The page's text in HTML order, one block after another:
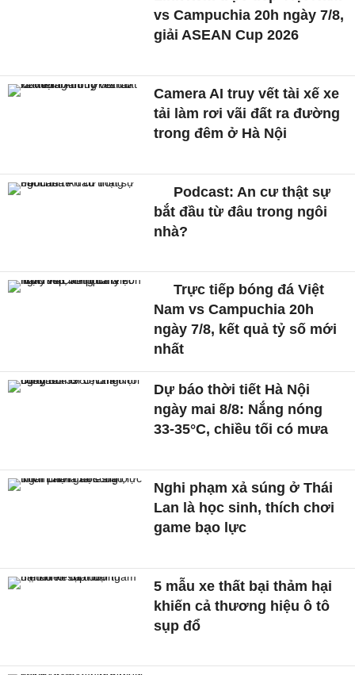
vs Campuchia 20h ngày 7/8,
giải ASEAN Cup 2026
Camera AI truy vết tài xế xe
tải làm rơi vãi đất ra đường
trong đêm ở Hà Nội
Podcast: An cư thật sự
bắt đầu từ đâu trong ngôi
nhà?
Trực tiếp bóng đá Việt
Nam vs Campuchia 20h
ngày 7/8, kết quả tỷ số mới
nhất
Dự báo thời tiết Hà Nội
ngày mai 8/8: Nắng nóng
33-35°C, chiều tối có mưa
Nghi phạm xả súng ở Thái
Lan là học sinh, thích chơi
game bạo lực
5 mẫu xe thất bại thảm hại
khiến cả thương hiệu ô tô
sụp đổ